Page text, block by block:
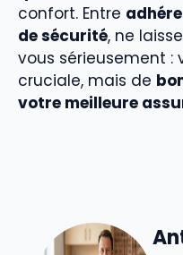
confort. Entre
de sécurité, ne
vous sérieusement :
cruciale, mais de
votre meilleure